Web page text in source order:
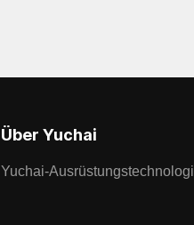
Über Yuchai
Yuchai-